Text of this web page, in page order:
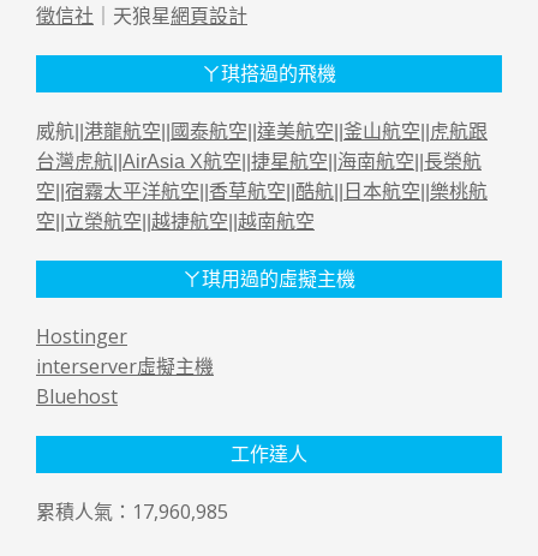
徵信社 ｜天狼星網頁設計
ㄚ琪搭過的飛機
威航|| 港龍航空 國泰航空 達美航空 釜山航空
虎航跟
台灣虎航 AirAsia X航空 捷星航空 海南航空 長榮航
空 宿霧太平洋航空 香草航空 酷航 日本航空 樂桃航
空 立榮航空 越捷航空 越南航空
ㄚ琪用過的虛擬主機
Hostinger
interserver虛擬主機
Bluehost
工作達人
累積人氣：17,960,985